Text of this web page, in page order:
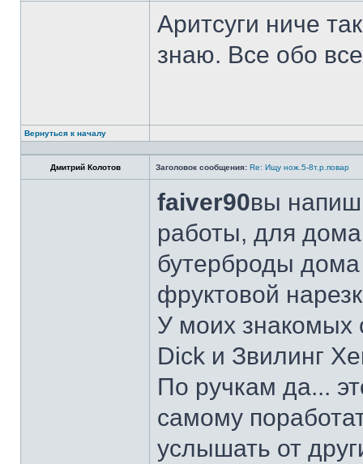
Аритсуги ниче
знаю. Все обо
Вернуться к началу
Дмитрий Колотов Заголовок сообщения: Re: Ищу нож.5-8т.р.повар
faiver90вы
работы, для
бутерброды дома
фруктовой
У моих знакомых
Dick и Звилинг
По ручкам да...
самому
услышать от